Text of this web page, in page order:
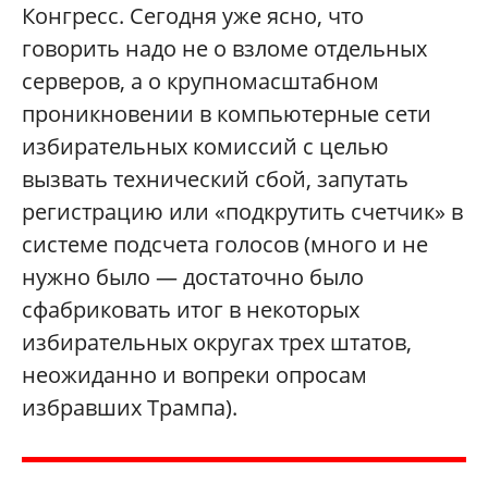
Конгресс. Сегодня уже ясно, что
говорить надо не о взломе отдельных
серверов, а о крупномасштабном
проникновении в компьютерные сети
избирательных комиссий с целью
вызвать технический сбой, запутать
регистрацию или «подкрутить счетчик» в
системе подсчета голосов (много и не
нужно было — достаточно было
сфабриковать итог в некоторых
избирательных округах трех штатов,
неожиданно и вопреки опросам
избравших Трампа).